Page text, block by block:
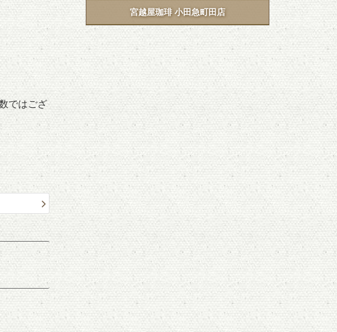
ではござ
宮越屋珈琲 小田急町田店